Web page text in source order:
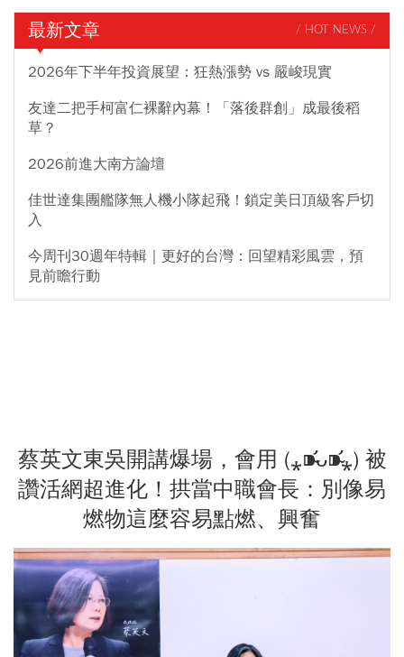
最新文章 / HOT NEWS /
2026年下半年投資展望：狂熱漲勢 vs 嚴峻現實
友達二把手柯富仁裸辭內幕！「落後群創」成最後稻
草？
2026前進大南方論壇
佳世達集團艦隊無人機小隊起飛！鎖定美日頂級客戶切
入
今周刊30週年特輯｜更好的台灣：回望精彩風雲，預
見前瞻行動
蔡英文東吳開講爆場，會用 (⁎⁍̴̛ᴗ⁍̴̛⁎) 被
讚活網超進化！拱當中職會長：別像易
燃物這麼容易點燃、興奮